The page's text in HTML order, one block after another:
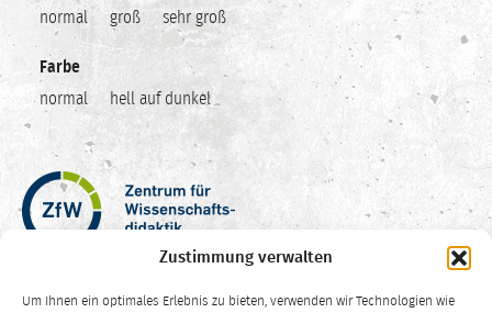
Zustimmung verwalten
Um Ihnen ein optimales Erlebnis zu bieten, verwenden wir Technologien wie
normal
groß sehr groß
Farbe
normal
hell auf dunkel
Zentrum
für
Wissenschaftsdidaktik